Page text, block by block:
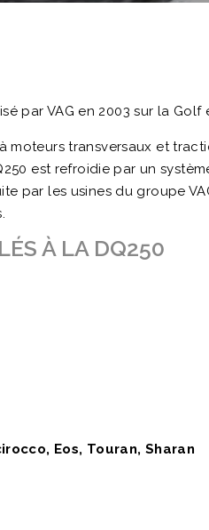
par VAG en 2003 sur la Golf
transversaux et
est refroidie par un
par les usines du groupe
À LA DQ250
Eos, Touran, Sharan